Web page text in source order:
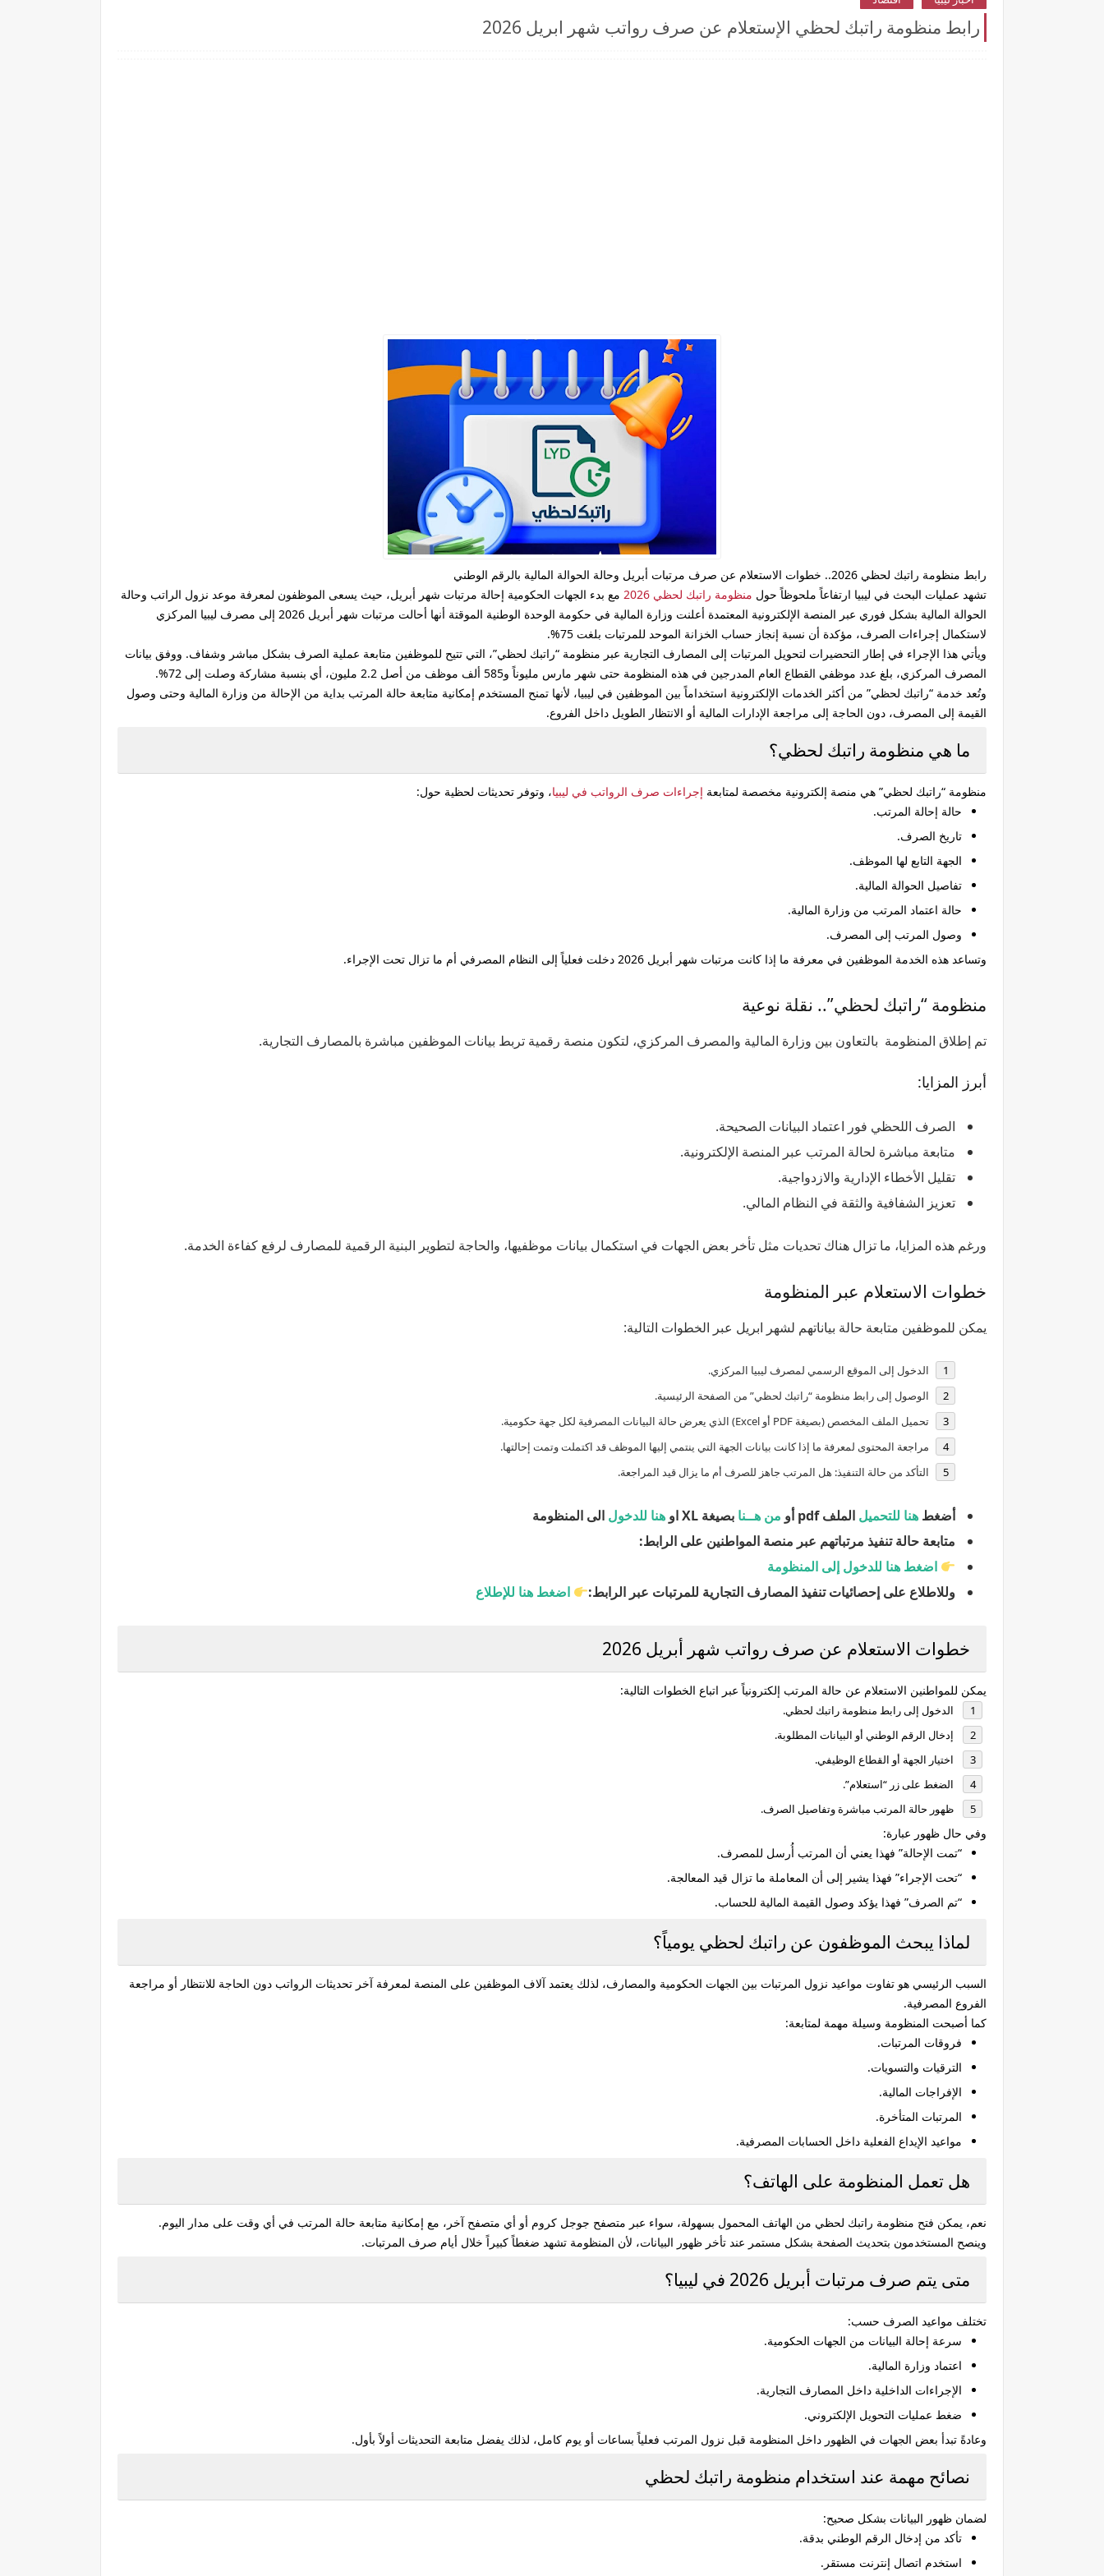
رابط منظومة راتبك لحظي الإستعلام عن صرف رواتب شهر ابريل 2026
رابط منظومة راتبك لحظي 2026.. خطوات الاستعلام عن صرف مرتبات أبريل وحالة الحوالة المالية بالرقم الوطني
تشهد عمليات البحث في ليبيا ارتفاعاً ملحوظاً حول منظومة راتبك لحظي 2026
مع بدء الجهات الحكومية إحالة مرتبات شهر أبريل، حيث يسعى الموظفون لمعرفة موعد نزول الراتب وحالة
الحوالة المالية بشكل فوري عبر المنصة الإلكترونية المعتمدة أعلنت وزارة المالية في حكومة الوحدة الوطنية الموقتة أنها أحالت مرتبات شهر أبريل 2026 إلى مصرف ليبيا المركزي
لاستكمال إجراءات الصرف، مؤكدة أن نسبة إنجاز حساب الخزانة الموحد للمرتبات بلغت 75%.
ويأتي هذا الإجراء في إطار التحضيرات لتحويل المرتبات إلى المصارف التجارية عبر منظومة “راتبك لحظي”، التي تتيح للموظفين متابعة عملية الصرف بشكل مباشر وشفاف. ووفق بيانات
المصرف المركزي، بلغ عدد موظفي القطاع العام المدرجين في هذه المنظومة حتى شهر مارس مليوناً و585 ألف موظف من أصل 2.2 مليون، أي بنسبة مشاركة وصلت إلى 72%.
وتُعد خدمة “راتبك لحظي” من أكثر الخدمات الإلكترونية استخداماً بين الموظفين في ليبيا، لأنها تمنح المستخدم إمكانية متابعة حالة المرتب بداية من الإحالة من وزارة المالية وحتى وصول
القيمة إلى المصرف، دون الحاجة إلى مراجعة الإدارات المالية أو الانتظار الطويل داخل الفروع.
ما هي منظومة راتبك لحظي؟
منظومة “راتبك لحظي” هي منصة إلكترونية مخصصة لمتابعة إجراءات صرف الرواتب في ليبيا، وتوفر تحديثات لحظية حول:
حالة إحالة المرتب.
تاريخ الصرف.
الجهة التابع لها الموظف.
تفاصيل الحوالة المالية.
حالة اعتماد المرتب من وزارة المالية.
وصول المرتب إلى المصرف.
وتساعد هذه الخدمة الموظفين في معرفة ما إذا كانت مرتبات شهر أبريل 2026 دخلت فعلياً إلى النظام المصرفي أم ما تزال تحت الإجراء.
منظومة “راتبك لحظي”.. نقلة نوعية
تم إطلاق المنظومة بالتعاون بين وزارة المالية والمصرف المركزي، لتكون منصة رقمية تربط بيانات الموظفين مباشرة بالمصارف التجارية.
أبرز المزايا:
الصرف اللحظي فور اعتماد البيانات الصحيحة.
متابعة مباشرة لحالة المرتب عبر المنصة الإلكترونية.
تقليل الأخطاء الإدارية والازدواجية.
تعزيز الشفافية والثقة في النظام المالي.
ورغم هذه المزايا، ما تزال هناك تحديات مثل تأخر بعض الجهات في استكمال بيانات موظفيها، والحاجة لتطوير البنية الرقمية للمصارف لرفع كفاءة الخدمة.
خطوات الاستعلام عبر المنظومة
يمكن للموظفين متابعة حالة بياناتهم لشهر ابريل عبر الخطوات التالية:
الدخول إلى الموقع الرسمي لمصرف ليبيا المركزي.
الوصول إلى رابط منظومة “راتبك لحظي” من الصفحة الرئيسية.
تحميل الملف المخصص (بصيغة PDF أو Excel) الذي يعرض حالة البيانات المصرفية لكل جهة حكومية.
مراجعة المحتوى لمعرفة ما إذا كانت بيانات الجهة التي ينتمي إليها الموظف قد اكتملت وتمت إحالتها.
التأكد من حالة التنفيذ: هل المرتب جاهز للصرف أم ما يزال قيد المراجعة.
أضغط هنا للتحميل الملف pdf أو من هــنا بصيغة XL او هنا للدخول الى المنظومة
متابعة حالة تنفيذ مرتباتهم عبر منصة المواطنين على الرابط:
اضغط هنا للدخول إلى المنظومة
وللاطلاع على إحصائيات تنفيذ المصارف التجارية للمرتبات عبر الرابط:
اضغط هنا للإطلاع
خطوات الاستعلام عن صرف رواتب شهر أبريل 2026
يمكن للمواطنين الاستعلام عن حالة المرتب إلكترونياً عبر اتباع الخطوات التالية:
الدخول إلى رابط منظومة راتبك لحظي.
إدخال الرقم الوطني أو البيانات المطلوبة.
اختيار الجهة أو القطاع الوظيفي.
الضغط على زر “استعلام”.
ظهور حالة المرتب مباشرة وتفاصيل الصرف.
وفي حال ظهور عبارة:
“تمت الإحالة” فهذا يعني أن المرتب أُرسل للمصرف.
“تحت الإجراء” فهذا يشير إلى أن المعاملة ما تزال قيد المعالجة.
“تم الصرف” فهذا يؤكد وصول القيمة المالية للحساب.
لماذا يبحث الموظفون عن راتبك لحظي يومياً؟
السبب الرئيسي هو تفاوت مواعيد نزول المرتبات بين الجهات الحكومية والمصارف، لذلك يعتمد آلاف الموظفين على المنصة لمعرفة آخر تحديثات الرواتب دون الحاجة للانتظار أو مراجعة
الفروع المصرفية.
كما أصبحت المنظومة وسيلة مهمة لمتابعة:
فروقات المرتبات.
الترقيات والتسويات.
الإفراجات المالية.
المرتبات المتأخرة.
مواعيد الإيداع الفعلية داخل الحسابات المصرفية.
هل تعمل المنظومة على الهاتف؟
نعم، يمكن فتح منظومة راتبك لحظي من الهاتف المحمول بسهولة، سواء عبر متصفح جوجل كروم أو أي متصفح آخر، مع إمكانية متابعة حالة المرتب في أي وقت على مدار اليوم.
وينصح المستخدمون بتحديث الصفحة بشكل مستمر عند تأخر ظهور البيانات، لأن المنظومة تشهد ضغطاً كبيراً خلال أيام صرف المرتبات.
متى يتم صرف مرتبات أبريل 2026 في ليبيا؟
تختلف مواعيد الصرف حسب:
سرعة إحالة البيانات من الجهات الحكومية.
اعتماد وزارة المالية.
الإجراءات الداخلية داخل المصارف التجارية.
ضغط عمليات التحويل الإلكتروني.
وعادةً تبدأ بعض الجهات في الظهور داخل المنظومة قبل نزول المرتب فعلياً بساعات أو يوم كامل، لذلك يفضل متابعة التحديثات أولاً بأول.
نصائح مهمة عند استخدام منظومة راتبك لحظي
لضمان ظهور البيانات بشكل صحيح:
تأكد من إدخال الرقم الوطني بدقة.
استخدم اتصال إنترنت مستقر.